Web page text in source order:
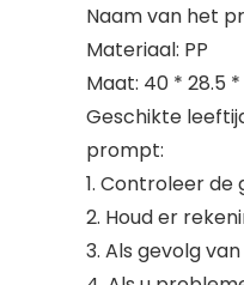
Naam van het
Materiaal: PP
Maat: 40 * 28.5
Geschikte
prompt:
1. Controleer
2. Houd er
3. Als gevolg